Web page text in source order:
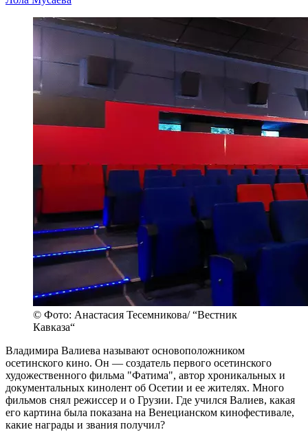
© Фото: Анастасия Тесемникова/ “Вестник
Кавказа“
Владимира Валиева называют основоположником
осетинского кино. Он — создатель первого осетинского
художественного фильма "Фатима", автор хроникальных и
документальных кинолент об Осетии и ее жителях. Много
фильмов снял режиссер и о Грузии. Где учился Валиев, какая
его картина была показана на Венецианском кинофестивале,
какие награды и звания получил?